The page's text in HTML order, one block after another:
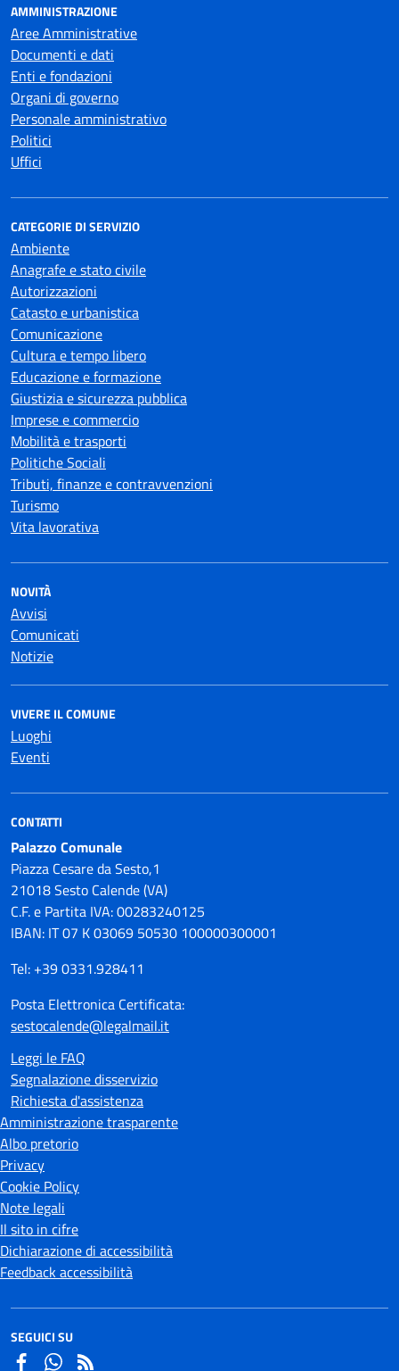
AMMINISTRAZIONE
Aree Amministrative
Documenti e dati
Enti e fondazioni
Organi di governo
Personale amministrativo
Politici
Uffici
CATEGORIE DI SERVIZIO
Ambiente
Anagrafe e stato civile
Autorizzazioni
Catasto e urbanistica
Comunicazione
Cultura e tempo libero
Educazione e formazione
Giustizia e sicurezza pubblica
Imprese e commercio
Mobilità e trasporti
Politiche Sociali
Tributi, finanze e contravvenzioni
Turismo
Vita lavorativa
NOVITÀ
Avvisi
Comunicati
Notizie
VIVERE IL COMUNE
Luoghi
Eventi
CONTATTI
Palazzo Comunale
Piazza Cesare da Sesto,1
21018 Sesto Calende (VA)
C.F. e Partita IVA: 00283240125
IBAN: IT 07 K 03069 50530 100000300001
Tel: +39 0331.928411
Posta Elettronica Certificata:
sestocalende@legalmail.it
Leggi le FAQ
Segnalazione disservizio
Richiesta d'assistenza
Amministrazione trasparente
Albo pretorio
Privacy
Cookie Policy
Note legali
Il sito in cifre
Dichiarazione di accessibilità
Feedback accessibilità
SEGUICI SU
FacebookWhatsapp